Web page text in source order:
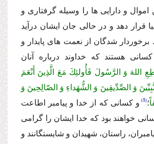
اموال و دارایى ها را وسیله گرفتارى و
قرار دهد و در حالى جان ایشان درآید
. برخوردار شدگان از نعمت هاى پایدار و
كسانى هستند كه خداوند درباره آنان
اللهَ وَ الرَّسُولَ فَأُولئِكَ مَعَ الَّذِینَ أَنْعَمَ
وَ الصِّدِّیقِینَ وَ الشُّهَداءِ وَ الصّالِحِینَ وَ
؛ 1
و كسانى كه از خدا و پیامبر اطاعت
خواهند بود كه خدا ایشان را گرامى
راستان، شهیدان و شایستگانند و